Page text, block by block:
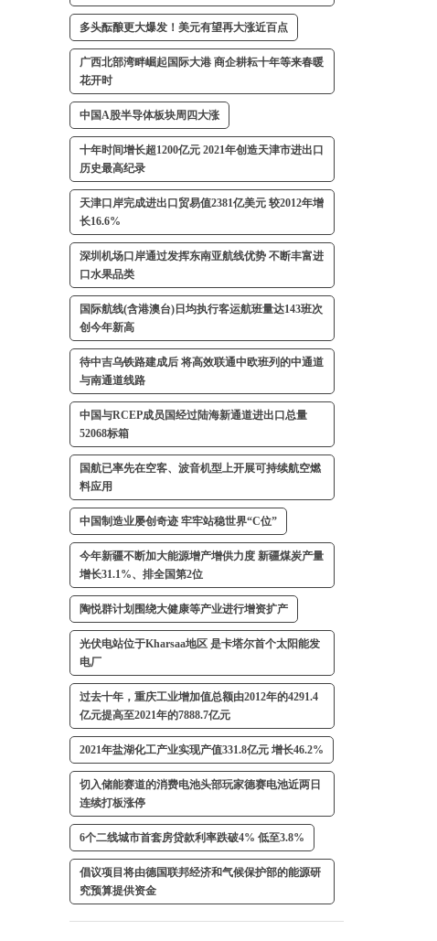
多头酝酿更大爆发！美元有望再大涨近百点
广西北部湾畔崛起国际大港 商企耕耘十年等来春暖
花开时
中国A股半导体板块周四大涨
十年时间增长超1200亿元 2021年创造天津市进出口
历史最高纪录
天津口岸完成进出口贸易值2381亿美元 较2012年增
长16.6%
深圳机场口岸通过发挥东南亚航线优势 不断丰富进
口水果品类
国际航线(含港澳台)日均执行客运航班量达143班次
创今年新高
待中吉乌铁路建成后 将高效联通中欧班列的中通道
与南通道线路
中国与RCEP成员国经过陆海新通道进出口总量
52068标箱
国航已率先在空客、波音机型上开展可持续航空燃
料应用
中国制造业屡创奇迹 牢牢站稳世界“C位”
今年新疆不断加大能源增产增供力度 新疆煤炭产量
增长31.1%、排全国第2位
陶悦群计划围绕大健康等产业进行增资扩产
光伏电站位于Kharsaa地区 是卡塔尔首个太阳能发
电厂
过去十年，重庆工业增加值总额由2012年的4291.4
亿元提高至2021年的7888.7亿元
2021年盐湖化工产业实现产值331.8亿元 增长46.2%
切入储能赛道的消费电池头部玩家德赛电池近两日
连续打板涨停
6个二线城市首套房贷款利率跌破4% 低至3.8%
倡议项目将由德国联邦经济和气候保护部的能源研
究预算提供资金